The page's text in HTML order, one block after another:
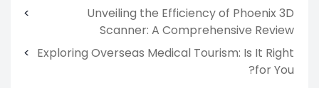
Unveiling the Efficiency of Phoenix 3D
Scanner: A Comprehensive Review
Exploring Overseas Medical Tourism: Is It Right
for You?